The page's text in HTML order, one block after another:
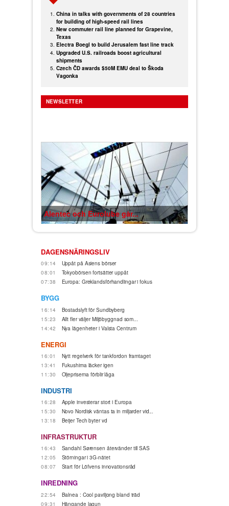
China in talks with governments of 28 countries
for building of high-speed rail lines
New commuter rail line planned for Grapevine,
Texas
Electra Boegl to build Jerusalem fast line track
Upgraded U.S. railroads boost agricultural
shipments
Czech ČD awards $50M EMU deal to Škoda
Vagonka
NEWSLETTER
Alentec och Eurolube går...
DAGENSNÄRINGSLIV
09:14
Uppåt på Asiens börser
08:01
Tokyobörsen fortsätter uppåt
07:38
Europa: Greklandsförhandlingar i fokus
BYGG
16:14
Bostadslyft för Sundbyberg
15:23
Allt fler väljer Miljöbyggnad som...
14:42
Nya lägenheter i Valsta Centrum
ENERGI
16:01
Nytt regelverk för tankfordon framtaget
13:41
Fukushima läcker igen
11:30
Oljepriserna förblir låga
INDUSTRI
16:28
Apple investerar stort i Europa
15:30
Novo Nordisk väntas ta in miljarder vid...
13:18
Beijer Tech byter vd
INFRASTRUKTUR
16:43
Sandahl Sørensen återvänder till SAS
12:05
Störningar i 3G-nätet
08:07
Start för Löfvens innovationsråd
INREDNING
22:54
Balnea : Cool paviljong bland träd
09:31
Hängande lagun